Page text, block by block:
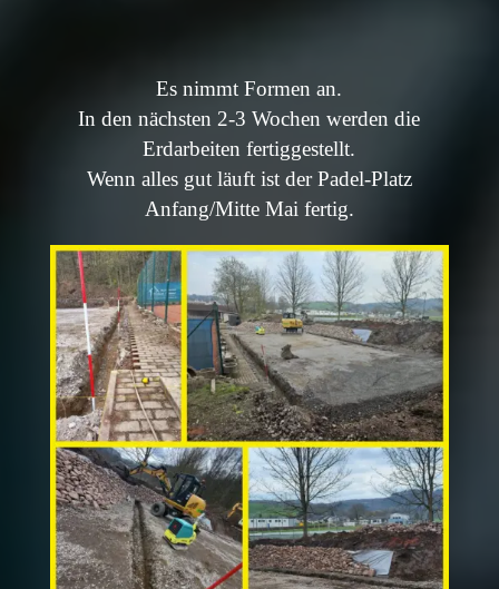
Es nimmt Formen an.
In den nächsten 2-3 Wochen werden die
Erdarbeiten fertiggestellt.
Wenn alles gut läuft ist der Padel-Platz
Anfang/Mitte Mai fertig.